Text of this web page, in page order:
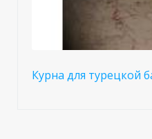
Курна для турецкой